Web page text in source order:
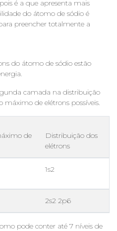
é a que apresenta mais
do átomo de sódio é
preencher totalmente a
do átomo de sódio estão
camada na distribuição
de elétrons possíveis.
de
Distribuição dos
elétrons
1s2
2s2 2p6
pode conter até 7 níveis de